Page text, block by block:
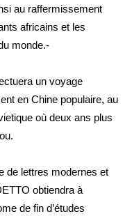
au raffermissement
africains et les
monde.-
un voyage
en Chine populaire, au
où deux ans plus
de lettres modernes et
obtiendra à
de fin d’études